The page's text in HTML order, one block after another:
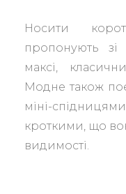
Носити
пропонують
максі,
Модне також
міні-
кроткими, що
видимості.